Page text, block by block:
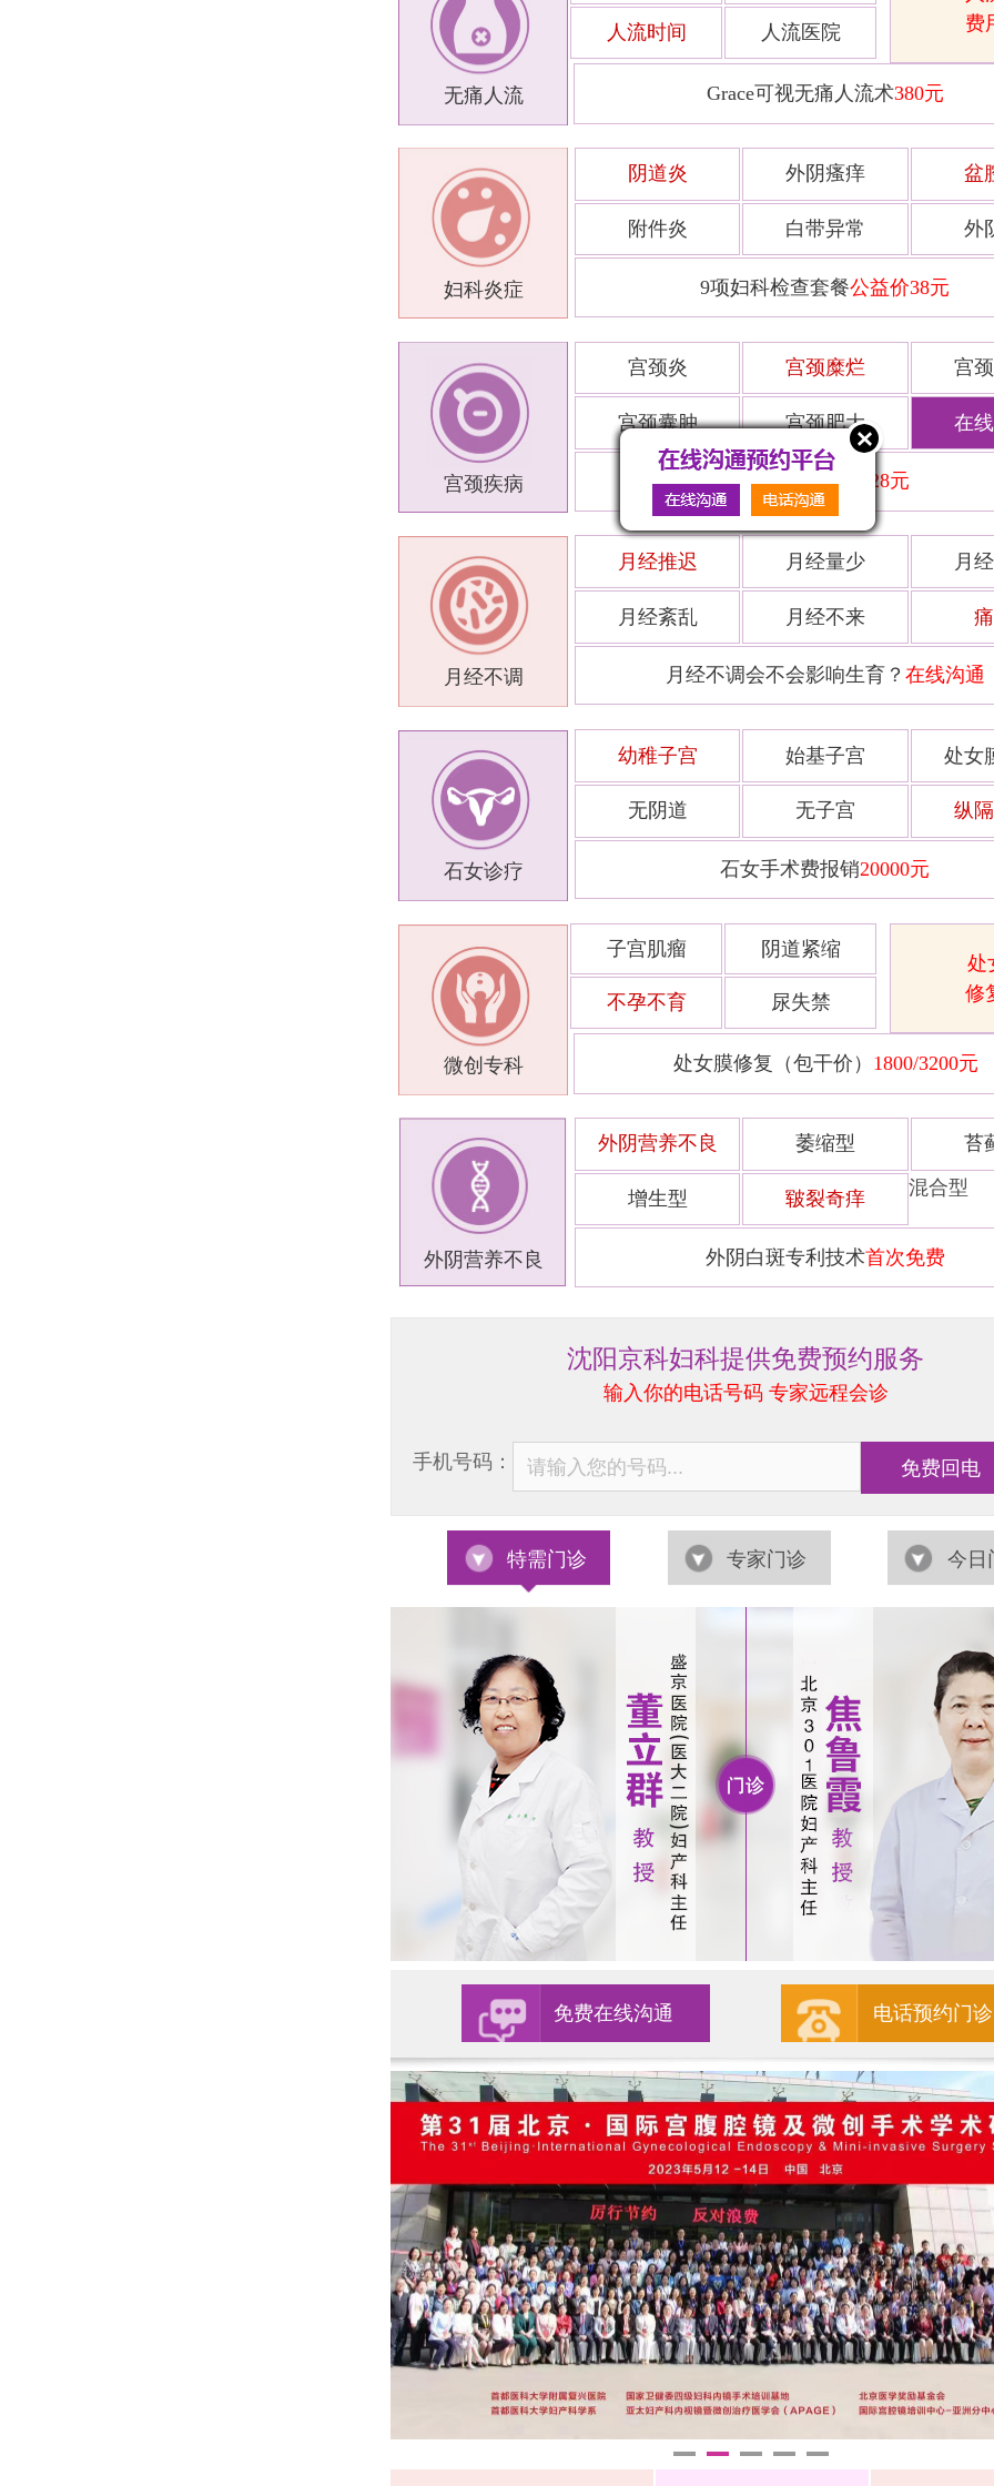
无痛人流
人流时间 人流医院
费
Grace可视无痛人流术380元
妇科炎症
阴道炎 外阴瘙痒 盆
附件炎 白带异常 外
9项妇科检查套餐公益价38元
宫颈疾病
宫颈炎 宫颈糜烂 宫
宫颈囊肿 宫颈肥大 在
宫颈筛查套餐 228元
月经不调
月经推迟 月经量少 月
月经紊乱 月经不来
月经不调会不会影响生育？ 在线沟通
石女诊疗
幼稚子宫 始基子宫 处女
无阴道 无子宫 纵
石女手术费报销20000元
微创专科
子宫肌瘤 阴道紧缩
不孕不育 尿失禁
处
修
处女膜修复（包干价） 1800/3200元
外阴营养不良
外阴营养不良 萎缩型 苔
增生型
混合型
皲裂奇痒
外阴白斑专利技术首次免费
沈阳京科妇科提供免费预约服务
输入你的电话号码 专家远程会诊
手机号码：
特需门诊 专家门诊 今日
免费在线沟通 电话预约门诊